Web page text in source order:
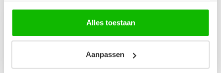
Alles toestaan
Aanpassen